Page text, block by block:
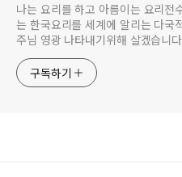
나는 요리를 하고 아름이는 요리전
는 한국요리를 세계에 알리는 다국
주님 영광 나타내기위해 살겠습니
구독하기